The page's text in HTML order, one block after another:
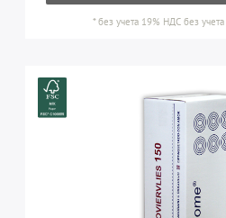
*без учета 19% НДС без учета